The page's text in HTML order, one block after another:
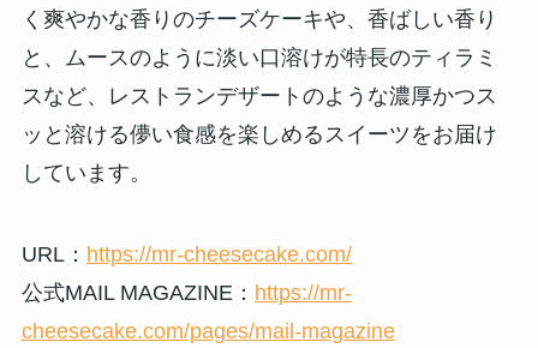
く爽やかな香りのチーズケーキや、香ばしい香り
と、ムースのように淡い口溶けが特長のティラミ
スなど、レストランデザートのような濃厚かつス
ッと溶ける儚い食感を楽しめるスイーツをお届け
しています。
URL： https://mr-cheesecake.com/
公式MAIL MAGAZINE： https://mr-
cheesecake.com/pages/mail-magazine